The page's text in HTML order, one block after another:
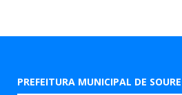
PREFEITURA MUNICIPAL DE SOURE